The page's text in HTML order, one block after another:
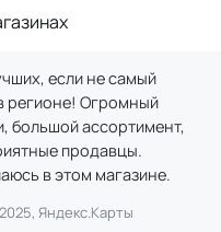
если не самый
регионе! Огромный
большой ассортимент,
продавцы.
в этом магазине.
Яндекс.Карты